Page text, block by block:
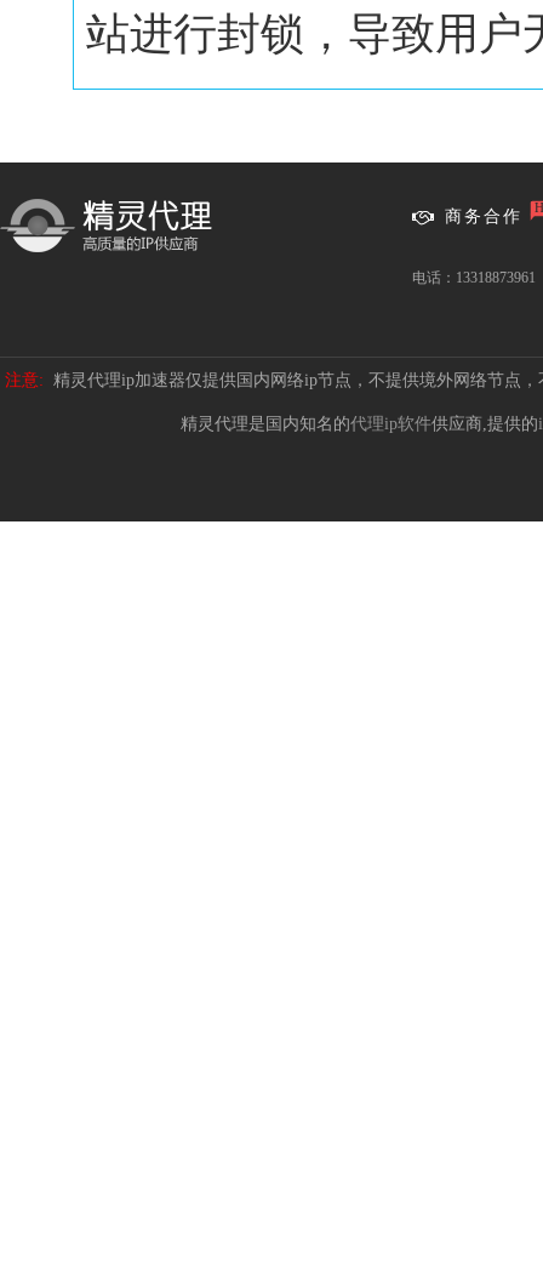
站进行封锁，导致用户
商务合作
电话：13318873961
注意: 精灵代理ip加速器仅提供国内网络ip节点，不提供境外网络节点
精灵代理是国内知名的代理ip软件供应商,提供的